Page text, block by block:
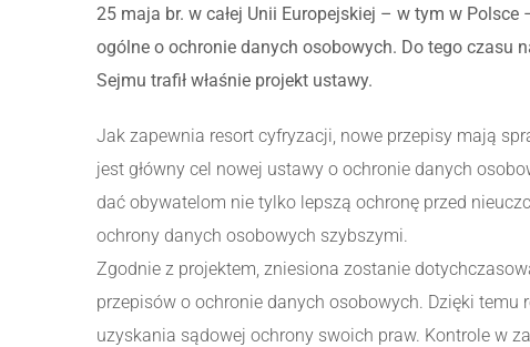
25 maja br. w całej Unii Europejskiej – w tym w
ogólne o ochronie danych osobowych. Do tego czasu
Sejmu trafił właśnie projekt ustawy.
Jak zapewnia resort cyfryzacji, nowe przepisy mają
jest główny cel nowej ustawy o ochronie danych
dać obywatelom nie tylko lepszą ochronę przed
ochrony danych osobowych szybszymi.
Zgodnie z projektem, zniesiona zostanie
przepisów o ochronie danych osobowych. Dzięki
uzyskania sądowej ochrony swoich praw. Kontrole w